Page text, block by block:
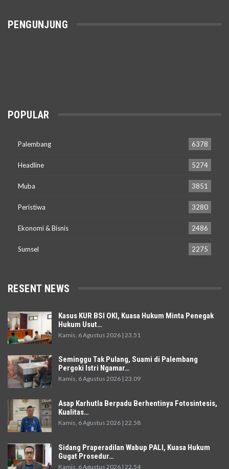
PENGUNJUNG
POPULAR
Palembang 6378
Headline 5274
Muba 3851
Peristiwa 3280
Ekonomi & Bisnis 2486
Sumsel 2275
RESENT NEWS
Kasus KUR BSI OKI, Kuasa Hukum Minta Penegak
Hukum Usut…
Kamis, 6 Agustus 2026 | 23.51
Seminggu Tak Pulang, Suami di Palembang
Pergoki Istri Ngamar…
Kamis, 6 Agustus 2026 | 23.09
Asap Karhutla Berpadu Berhentinya Fotosintesis,
Kualitas…
Kamis, 6 Agustus 2026 | 22.58
Sidang Praperadilan Wabup PALI, Kuasa Hukum
Gugat Prosedur…
Kamis, 6 Agustus 2026 | 22.54